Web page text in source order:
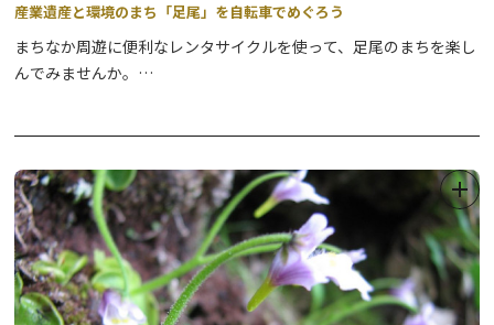
産業遺産と環境のまち「足尾」を自転車でめぐろう
まちなか周遊に便利なレンタサイクルを使って、足尾のまちを楽し
んでみませんか。
休業日：12月29日から1月3日まで
TEL 0288-93-3116
■足尾公民館（日光市足尾庁舎内） ※土・日受付
休業日：12月29日から1月3日まで
TEL 0288-93-3322